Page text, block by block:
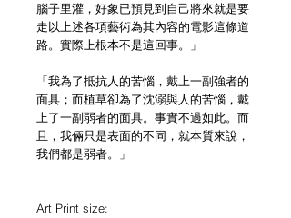
腦子里灌，好象已預見到自己將來就是要
走以上述各項藝術為其內容的電影這條道
路。實際上根本不是這回事。」
「我為了抵抗人的苦惱，戴上一副強者的
面具；而植草卻為了沈溺與人的苦惱，戴
上了一副弱者的面具。事實不過如此。而
且，我倆只是表面的不同，就本質來說，
我們都是弱者。」
Art Print size: